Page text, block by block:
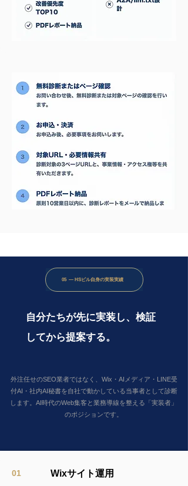
05 — HSビル自身の実装実績
自分たちが先に実装し、検証
してから提案する。
外注任せのSEO業者ではなく、Wix・AIメディア・LINE受
付AI・社内AI秘書を自社で動かしている当事者として診断
します。AI時代のWeb集客と業務導線を整える「実装者」
のポジションです。
01 Wixサイト運用